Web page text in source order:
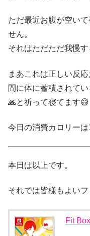
ただ最近お腹が空い
せん。
それはただただ我慢
まあこれは正しい反
間に体に蓄積されて
🙏と祈って寝てます😅
今日の消費カロリーは
本日は以上です。
それでは皆様もよい
Fit